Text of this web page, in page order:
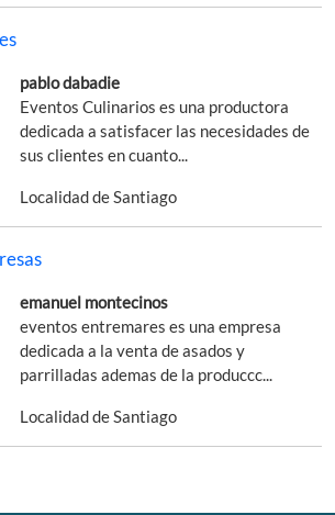
pablo dabadie
Eventos Culinarios es una productora
dedicada a satisfacer las necesidades de
sus clientes en cuanto...
Localidad de Santiago
emanuel montecinos
eventos entremares es una empresa
dedicada a la venta de asados y
parrilladas ademas de la produccc...
Localidad de Santiago